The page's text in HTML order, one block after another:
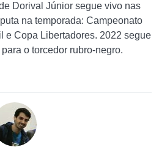
Dorival Júnior segue vivo nas
na temporada: Campeonato
e Copa Libertadores. 2022 segue
o torcedor rubro-negro.